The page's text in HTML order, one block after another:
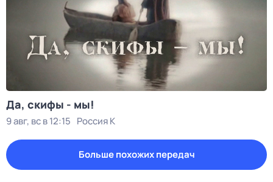
Да, скифы - мы!
9 авг, вс в 12:15 Россия К
Больше похожих передач